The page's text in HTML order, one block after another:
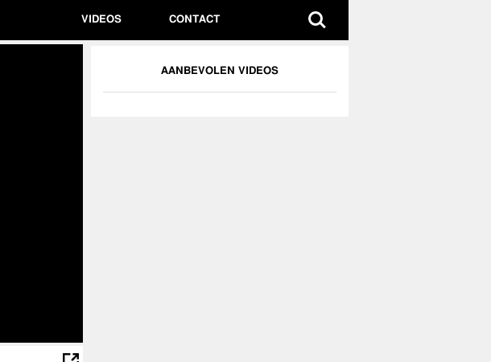
VIDEOS CONTACT
AANBEVOLEN VIDEOS